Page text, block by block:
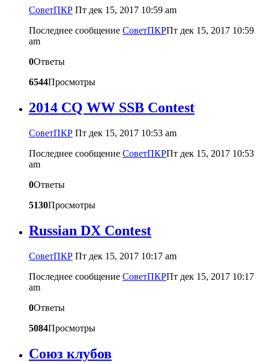
CоветПКР Пт дек 15, 2017 10:59 am
Последнее сообщение CоветПКРПт дек 15, 2017 10:59
am
0Ответы
6544Просмотры
2014 CQ WW SSB Contest
CоветПКР Пт дек 15, 2017 10:53 am
Последнее сообщение CоветПКРПт дек 15, 2017 10:53
am
0Ответы
5130Просмотры
Russian DX Contest
CоветПКР Пт дек 15, 2017 10:17 am
Последнее сообщение CоветПКРПт дек 15, 2017 10:17
am
0Ответы
5084Просмотры
Союз клубов